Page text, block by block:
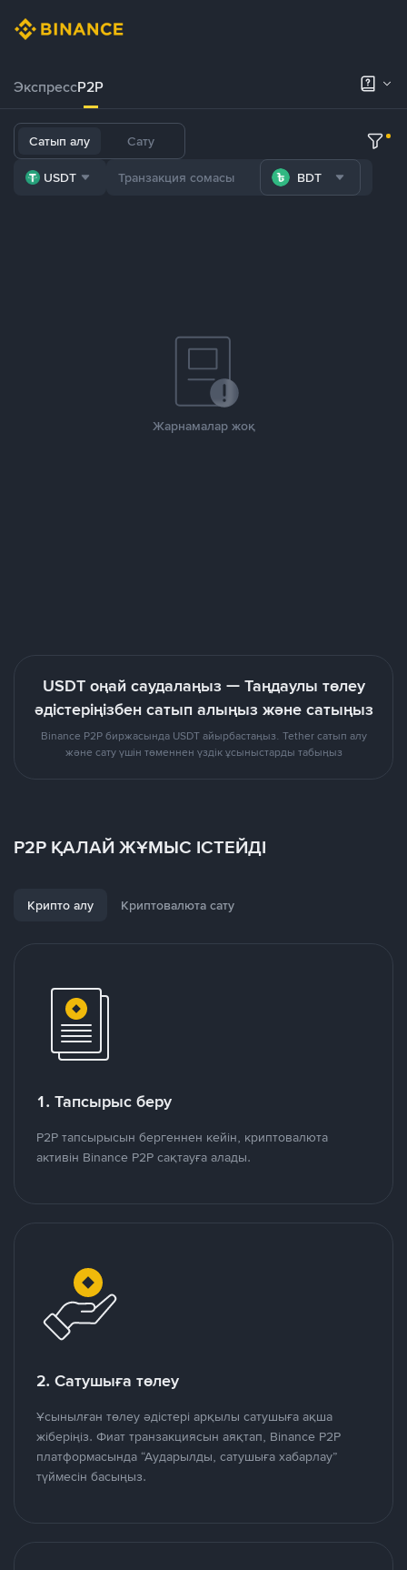
ЭкспрессP2P
Сатып алу Сату
USDT BDT
Жарнамалар жоқ
USDT оңай саудалаңыз — Таңдаулы төлеу
әдістеріңізбен сатып алыңыз және сатыңыз
Binance P2P биржасында USDT айырбастаңыз. Tether сатып алу
және сату үшін төменнен үздік ұсыныстарды табыңыз
P2P ҚАЛАЙ ЖҰМЫС ІСТЕЙДІ
Крипто алу Криптовалюта сату
1. Тапсырыс беру
P2P тапсырысын бергеннен кейін, криптовалюта
активін Binance P2P сақтауға алады.
2. Сатушыға төлеу
Ұсынылған төлеу әдістері арқылы сатушыға ақша
жіберіңіз. Фиат транзакциясын аяқтап, Binance P2P
платформасында “Аударылды, сатушыға хабарлау”
түймесін басыңыз.